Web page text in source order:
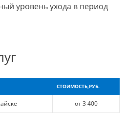
уровень ухода в период
СТОИМОСТЬ,РУБ.
от 3 400